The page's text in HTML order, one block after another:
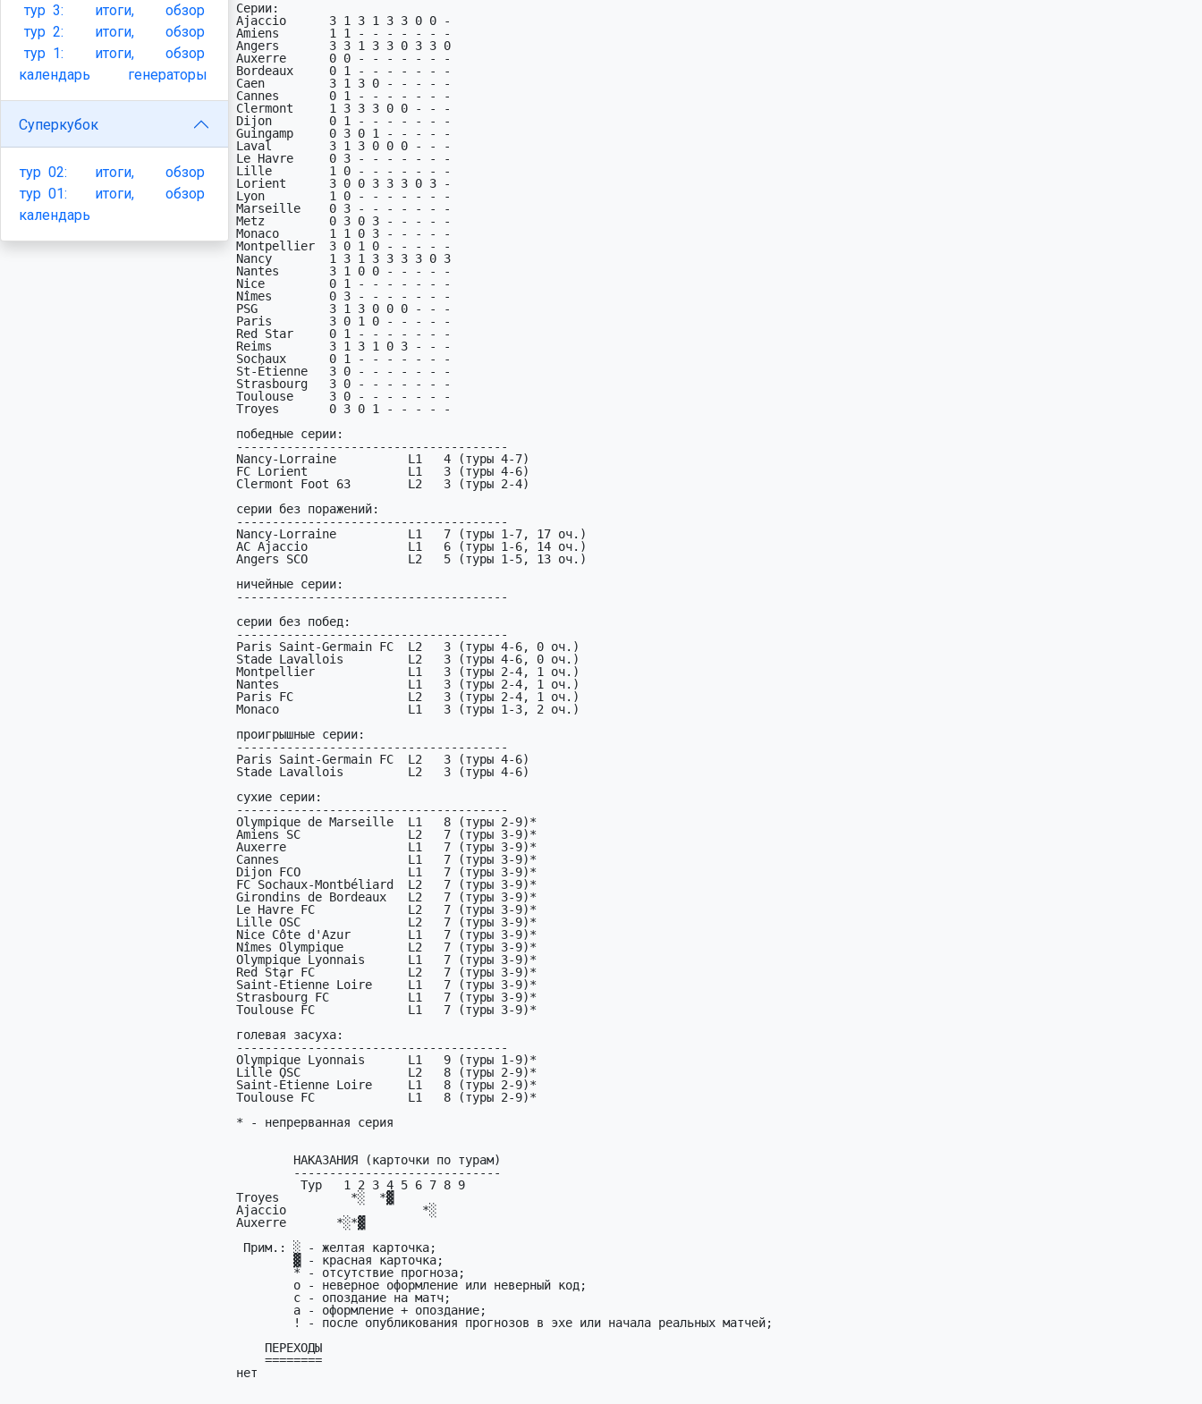
тур3: итоги,
обзор
тур2: итоги,
обзор
тур1: итоги,
обзор
календарь
генераторы
Суперкубок
тур 02: итоги,
обзор
тур 01: итоги,
обзор
календарь
Серии:
Ajaccio      3 1 3 1 3 3 0 0 -
Amiens       1 1 - - - - - - -
Angers       3 3 1 3 3 0 3 3 0
Auxerre      0 0 - - - - - - -
Bordeaux     0 1 - - - - - - -
Caen         3 1 3 0 - - - - -
Cannes       0 1 - - - - - - -
Clermont     1 3 3 3 0 0 - - -
Dijon        0 1 - - - - - - -
Guingamp     0 3 0 1 - - - - -
Laval        3 1 3 0 0 0 - - -
Le Havre     0 3 - - - - - - -
Lille        1 0 - - - - - - -
Lorient      3 0 0 3 3 3 0 3 -
Lyon         1 0 - - - - - - -
Marseille    0 3 - - - - - - -
Metz         0 3 0 3 - - - - -
Monaco       1 1 0 3 - - - - -
Montpellier  3 0 1 0 - - - - -
Nancy        1 3 1 3 3 3 3 0 3
Nantes       3 1 0 0 - - - - -
Nice         0 1 - - - - - - -
Nîmes        0 3 - - - - - - -
PSG          3 1 3 0 0 0 - - -
Paris        3 0 1 0 - - - - -
Red Star     0 1 - - - - - - -
Reims        3 1 3 1 0 3 - - -
Sochaux      0 1 - - - - - - -
St-Étienne   3 0 - - - - - - -
Strasbourg   3 0 - - - - - - -
Toulouse     3 0 - - - - - - -
Troyes       0 3 0 1 - - - - -
победные серии:
--------------------------------------
Nancy-Lorraine          L1   4 (туры 4-7)
FC Lorient              L1   3 (туры 4-6)
Clermont Foot 63        L2   3 (туры 2-4)
серии без поражений:
--------------------------------------
Nancy-Lorraine          L1   7 (туры 1-7, 17 оч.)
AC Ajaccio              L1   6 (туры 1-6, 14 оч.)
Angers SCO              L2   5 (туры 1-5, 13 оч.)
ничейные серии:
--------------------------------------
серии без побед:
--------------------------------------
Paris Saint-Germain FC  L2   3 (туры 4-6, 0 оч.)
Stade Lavallois         L2   3 (туры 4-6, 0 оч.)
Montpellier             L1   3 (туры 2-4, 1 оч.)
Nantes                  L1   3 (туры 2-4, 1 оч.)
Paris FC                L2   3 (туры 2-4, 1 оч.)
Monaco                  L1   3 (туры 1-3, 2 оч.)
проигрышные серии:
--------------------------------------
Paris Saint-Germain FC  L2   3 (туры 4-6)
Stade Lavallois         L2   3 (туры 4-6)
сухие серии:
--------------------------------------
Olympique de Marseille  L1   8 (туры 2-9)*
Amiens SC               L2   7 (туры 3-9)*
Auxerre                 L1   7 (туры 3-9)*
Cannes                  L1   7 (туры 3-9)*
Dijon FCO               L1   7 (туры 3-9)*
FC Sochaux-Montbéliard  L2   7 (туры 3-9)*
Girondins de Bordeaux   L2   7 (туры 3-9)*
Le Havre FC             L2   7 (туры 3-9)*
Lille OSC               L2   7 (туры 3-9)*
Nice Côte d'Azur        L1   7 (туры 3-9)*
Nîmes Olympique         L2   7 (туры 3-9)*
Olympique Lyonnais      L1   7 (туры 3-9)*
Red Star FC             L2   7 (туры 3-9)*
Saint-Étienne Loire     L1   7 (туры 3-9)*
Strasbourg FC           L1   7 (туры 3-9)*
Toulouse FC             L1   7 (туры 3-9)*
голевая засуха:
--------------------------------------
Olympique Lyonnais      L1   9 (туры 1-9)*
Lille OSC               L2   8 (туры 2-9)*
Saint-Étienne Loire     L1   8 (туры 2-9)*
Toulouse FC             L1   8 (туры 2-9)*
* - непрерванная серия
Troyes          *░  *▓
Ajaccio                   *░
Auxerre       *░*▓
нет